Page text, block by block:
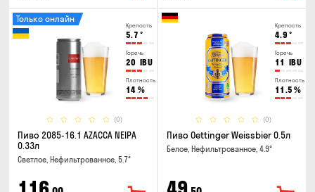
Крепость
5.7 °
Горечь
20 IBU
Плотность
14 %
(0)
Только онлайн
Пиво 2085-16.1 AZACCA NEIPA
0.33л
Светлое, Нефильтрованное, 5.7°
Крепость
4.9 °
Горечь
11 IBU
Плотность
11.5 %
(0)
Пиво Oettinger Weissbier 0.5л
Белое, Нефильтрованное, 4.9°